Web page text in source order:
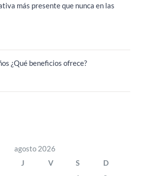
más presente que nunca en las
¿Qué beneficios ofrece?
agosto 2026
J V S
D